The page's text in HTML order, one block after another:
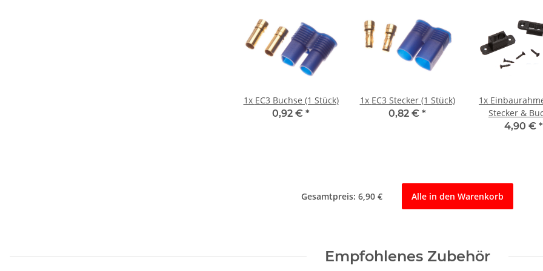
1x EC3 Buchse (1 Stück)
0,92 € *
1x EC3 Stecker (1 Stück)
0,82 € *
1x
Stecker &
4,90 € *
Gesamtpreis: 6,90 € Alle in den Warenkorb
Empfohlenes Zubehör